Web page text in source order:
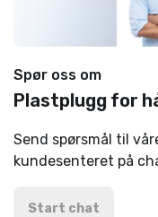
Spør oss om
Plastplugg for
Send spørsmål til
kundesenteret på
Start chat